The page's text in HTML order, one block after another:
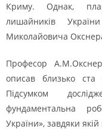
Криму. Однак,
лишайників
Миколайовича
Професор
описав близько
Підсумком
фундаментальна
України», завдяки